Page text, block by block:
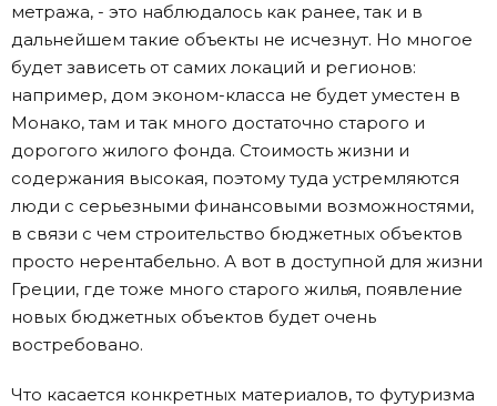
метража, - это наблюдалось как ранее, так и в
дальнейшем такие объекты не исчезнут. Но многое
будет зависеть от самих локаций и регионов:
например, дом эконом-класса не будет уместен в
Монако, там и так много достаточно старого и
дорогого жилого фонда. Стоимость жизни и
содержания высокая, поэтому туда устремляются
люди с серьезными финансовыми возможностями,
в связи с чем строительство бюджетных объектов
просто нерентабельно. А вот в доступной для жизни
Греции, где тоже много старого жилья, появление
новых бюджетных объектов будет очень
востребовано.
Что касается конкретных материалов, то футуризма